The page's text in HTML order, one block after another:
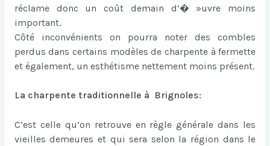
réclame donc un coût demain d’� »uvre moins
important.
Côté inconvénients on pourra noter des combles
perdus dans certains modèles de charpente à fermette
et également, un esthétisme nettement moins présent.
La charpente traditionnelle à Brignoles:
C’est celle qu’on retrouve en règle générale dans les
vieilles demeures et qui sera selon la région dans le